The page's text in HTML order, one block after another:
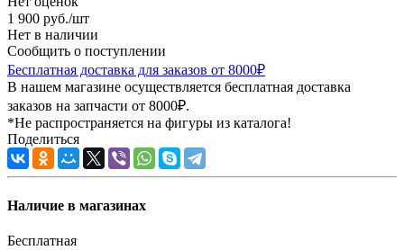
1 900 руб./шт
Нет в наличии
Сообщить о поступлении
Бесплатная доставка для заказов от 8000₽
В нашем магазине осуществляется бесплатная доставка
заказов на запчасти от 8000₽.
*Не распространяется на фигуры из каталога!
Поделиться
Наличие в магазинах
Бесплатная